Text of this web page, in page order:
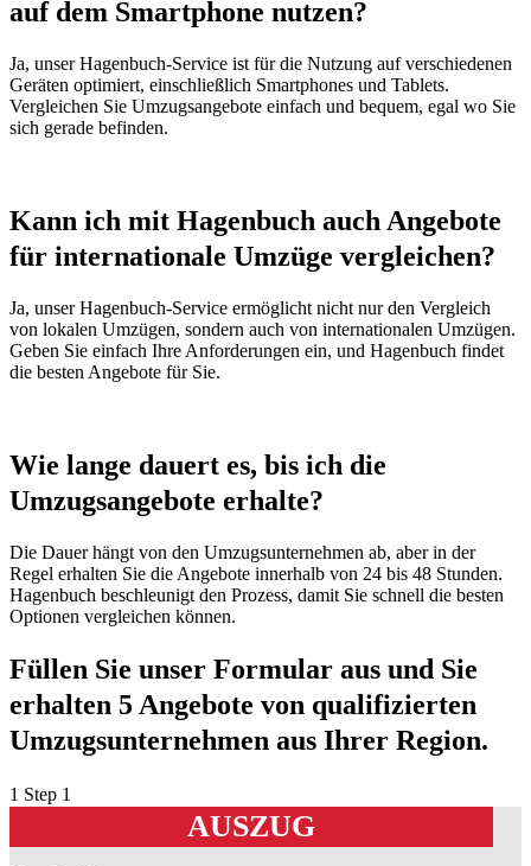
auf dem Smartphone nutzen?
Ja, unser Hagenbuch-Service ist für die Nutzung auf verschiedenen
Geräten optimiert, einschließlich Smartphones und Tablets.
Vergleichen Sie Umzugsangebote einfach und bequem, egal wo Sie
sich gerade befinden.
Kann ich mit Hagenbuch auch Angebote
für internationale Umzüge vergleichen?
Ja, unser Hagenbuch-Service ermöglicht nicht nur den Vergleich
von lokalen Umzügen, sondern auch von internationalen Umzügen.
Geben Sie einfach Ihre Anforderungen ein, und Hagenbuch findet
die besten Angebote für Sie.
Wie lange dauert es, bis ich die
Umzugsangebote erhalte?
Die Dauer hängt von den Umzugsunternehmen ab, aber in der
Regel erhalten Sie die Angebote innerhalb von 24 bis 48 Stunden.
Hagenbuch beschleunigt den Prozess, damit Sie schnell die besten
Optionen vergleichen können.
Füllen Sie unser Formular aus und Sie
erhalten 5 Angebote von qualifizierten
Umzugsunternehmen aus Ihrer Region.
1 Step 1
AUSZUG